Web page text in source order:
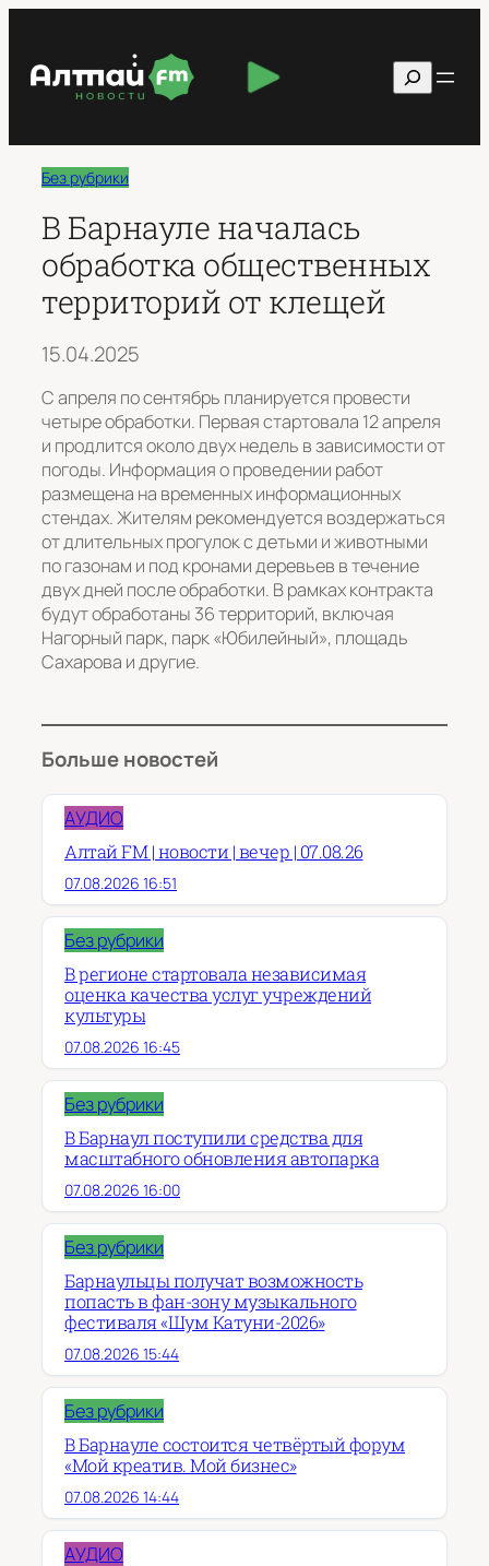
содержимому
Поиск
Без рубрики
В Барнауле началась
обработка общественных
территорий от клещей
15.04.2025
С апреля по сентябрь планируется провести
четыре обработки. Первая стартовала 12 апреля
и продлится около двух недель в зависимости от
погоды. Информация о проведении работ
размещена на временных информационных
стендах. Жителям рекомендуется воздержаться
от длительных прогулок с детьми и животными
по газонам и под кронами деревьев в течение
двух дней после обработки. В рамках контракта
будут обработаны 36 территорий, включая
Нагорный парк, парк «Юбилейный», площадь
Сахарова и другие.
Больше новостей
АУДИО
Алтай FM | новости | вечер | 07.08.26
07.08.2026 16:51
Без рубрики
В регионе стартовала независимая
оценка качества услуг учреждений
культуры
07.08.2026 16:45
Без рубрики
В Барнаул поступили средства для
масштабного обновления автопарка
07.08.2026 16:00
Без рубрики
Барнаульцы получат возможность
попасть в фан-зону музыкального
фестиваля «Шум Катуни-2026»
07.08.2026 15:44
Без рубрики
В Барнауле состоится четвёртый форум
«Мой креатив. Мой бизнес»
07.08.2026 14:44
АУДИО